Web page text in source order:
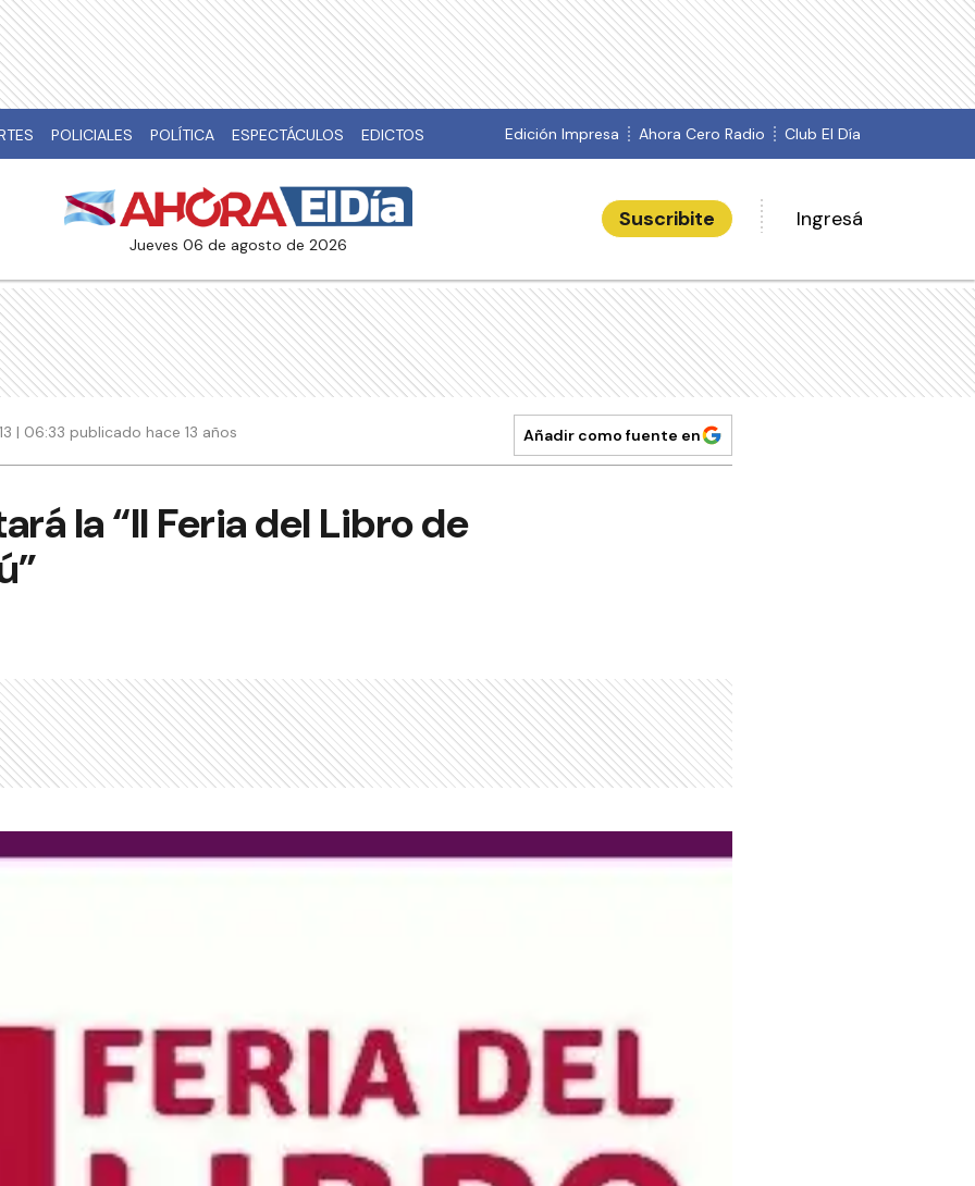
POLICIALES POLÍTICA ESPECTÁCULOS EDICTOS Edición Impresa Ahora Cero Radio Club El Día
jueves 06 de agosto de 2026
Suscribite Ingresá
| 06:33 publicado hace 13 años Añadir como fuente en
la “II Feria del Libro de